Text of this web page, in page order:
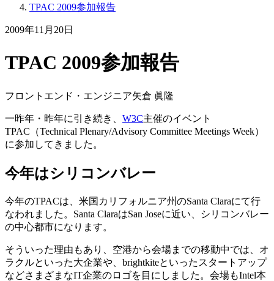
TPAC 2009参加報告
2009年11月20日
TPAC 2009参加報告
フロントエンド・エンジニア矢倉 眞隆
一昨年・昨年に引き続き、 W3C主催のイベント
TPAC（Technical Plenary/Advisory Committee Meetings Week）
に参加してきました。
今年はシリコンバレー
今年のTPACは、米国カリフォルニア州のSanta Claraにて行
なわれました。Santa ClaraはSan Joseに近い、シリコンバレー
の中心都市になります。
そういった理由もあり、空港から会場までの移動中では、オ
ラクルといった大企業や、brightkiteといったスタートアップ
などさまざまなIT企業のロゴを目にしました。会場もIntel本